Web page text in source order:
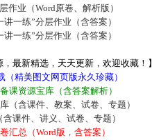
作业（Word原卷、解析版）
一练”分层作业（含答案）
一练”分层作业（含答案）
最新精选，天天更新，欢迎收藏！】
精美图文网页版永久珍藏）
课资源宝库（含答案解析）
（含课件、教案、试卷、专题）
课件、讲义、试卷、专题）
汇总（Word版，含答案）